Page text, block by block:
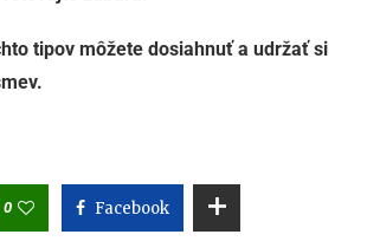
tipov môžete dosiahnuť a udržať si
0 Facebook